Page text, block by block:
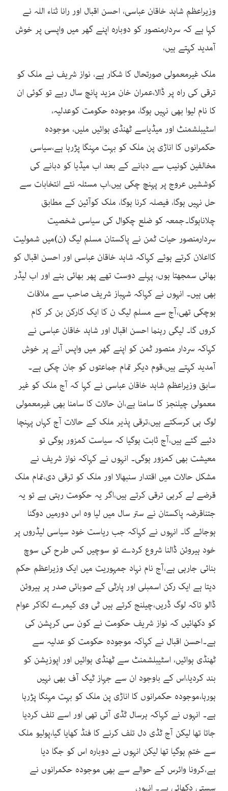
وزیراعظم شاہد خاقان عباسی، احسن اقبال اور رانا ثناء اللہ نے
کہا ہے کہ سردارمنصور کو دوبارہ اپنے گھر میں واپسی پر خوش
آمدید کہتے ہیں،
ملک غیرمعمولی صورتحال کا شکار ہے، نواز شریف نے ملک کو
ترقی کی راہ پر ڈالا،عمران خان مزید پانچ سال رہے تو کوئی ان
کا نام لیوا بھی نہیں ہوگا، موجودہ حکومت کوعدلیہ،
اسٹیبلشمنٹ اور میڈیاسے ٹھنڈی ہوائیں ملیں، موجودہ
حکمرانوں کا اناڑی پن ملک کو بہت مہنگا پڑرہا ہے،سیاسی
مخالفین کونیب سے دبانے کے بعد اب میڈیا کو دبانے کی
کوششیں عروج پر پہنچ چکی ہیں،اب مسئلہ نئے انتخابات سے
حل نہیں ہوگا، فیصلہ کرنا ہوگا، ملک کوآئین کے مطابق
چلاناہوگا۔جمعہ کو ضلع چکوال کی سیاسی شخصیت
سردارمنصور حیات ٹمن نے پاکستان مسلم لیگ (ن)میں شمولیت
کااعلان کرتے ہوئے کہاکہ شاہد خاقان عباسی اور احسن اقبال کو
بھائی سمجھتا ہوں، پہلے دوست تھے پھر بھائی بنے اور اب لیڈر
بھی ہیں۔ انہوں نے کہاکہ شہباز شریف صاحب سے ملاقات
ہوچکی تھی،آج سے مسلم لیگ ن کا ایک کارکن بن کر کام
کروں گا۔ لیگی رہنما احسن اقبال اور شاہد خاقان عباسی نے
کہاکہ سردار منصور ٹمن کو اپنے گھر میں واپس آنے پر خوش
آمدید کہتے ہیں،قوم دیگر تمام جماعتوں کو جان چکی ہے۔
سابق وزیراعظم شاہد خاقان عباسی نے کہا کہ آج ملک کو غیر
معمولی چیلنجز کا سامنا ہے،ان حالات کا سامنا بھی غیرمعمولی
لوگ ہی کرسکتے ہیں،ترقی پذیر ملک کے حالات آج کہاں پہنچا
دئیے گئے ہیں،آج ثابت ہوگیا کہ سیاست کمزور ہوگی تو
معیشت بھی کمزور ہوگی۔ انہوں نے کہاکہ نواز شریف نے
مشکل حالات میں اقتدار سنبھالا اور ملک کو ترقی دی،تمام ملک
قرضے لے کرہی ترقی کرتے ہیں،اگر یہ حکومت رہتی ہے تو یہ
جتناقرضہ پاکستان نے ستر سال میں لیا وہ اس دورمیں دوگنا
ہوجائے گا۔ انہوں نے کہاکہ جب ریاست خود سیاسی لیڈروں پر
خود ہیروئن ڈالنا شروع کردے تو سوچیں کس طرح کی سوچ
بنائی جارہی ہے،آج نام نہاد جمہوریت میں ایک وزیراعظم حکم
دیتا ہے ایک رکن اسمبلی اور پارٹی کے صوبائی صدر پر ہیروئن
ڈالو تاکہ لوگ ڈریں،چیلنج کرتے ہیں ٹی وی کیمرے لگاکر عوام
کو دکھائیں کہ نواز شریف حکومت نے کون سی کرپشن کی
ہے۔احسن اقبال نے کہاکہ موجودہ حکومت کو عدلیہ سے
ٹھنڈی ہوائیں، اسٹیبلشمنٹ سے ٹھنڈی ہوائیں اور اپوزیشن کو
بند کردیا،اس کے باوجود ان سے جہاز ٹیک آف بھی نہیں
ہورہا،موجودہ حکمرانوں کا اناڑی پن ملک کو بہت مہنگا پڑرہا
ہے۔ انہوں نے کہاکہ ہرسال ٹڈی آتی تھی اور اسے تلف کردیا
جاتا تھا لیکن آج ٹڈی دل تلف کرنے کا فنڈ کھایا گیا،پولیو ملک
سے ختم ہوگیا تھا لیکن انہوں نے دوبارہ اس کو جگا دیا
ہے،کرونا وائرس کے حوالے سے بھی موجودہ حکمرانوں نے
سستی دکھائی ہے۔ انہوں